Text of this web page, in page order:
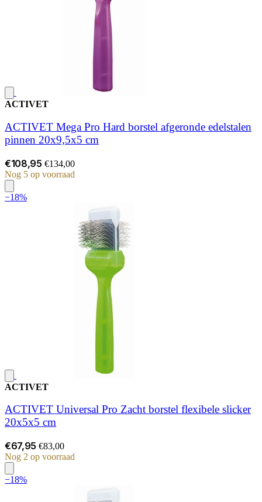
ACTIVET
ACTIVET Mega Pro Hard borstel afgeronde edelstalen
pinnen 20x9,5x5 cm
€108,95 €134,00
Nog 5 op voorraad
−18%
ACTIVET
ACTIVET Universal Pro Zacht borstel flexibele slicker
20x5x5 cm
€67,95 €83,00
Nog 2 op voorraad
−18%